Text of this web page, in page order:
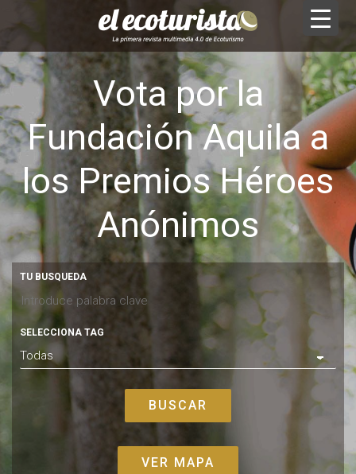
Vota por la
Fundación Aquila a
los Premios Héroes
Anónimos
TU BUSQUEDA
SELECCIONA TAG
VER MAPA